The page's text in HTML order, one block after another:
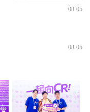
08-05
08-05